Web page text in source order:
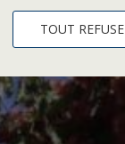
TOUT